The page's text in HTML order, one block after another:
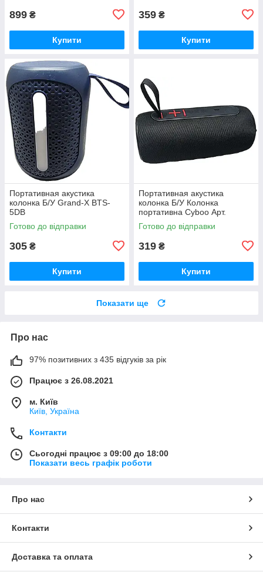
899 ₴
Купити
359 ₴
Купити
Портативная акустика
колонка Б/У Grand-X BTS-
5DB
Готово до відправки
305 ₴
Купити
Портативная акустика
колонка Б/У Колонка
портативна Cyboo Арт.
105269
Готово до відправки
319 ₴
Купити
Показати ще
Про нас
97% позитивних з 435 відгуків за рік
Працює з 26.08.2021
м. Київ
Київ, Україна
Контакти
Сьогодні працює з 09:00 до 18:00
Показати весь графік роботи
Про нас
Контакти
Доставка та оплата